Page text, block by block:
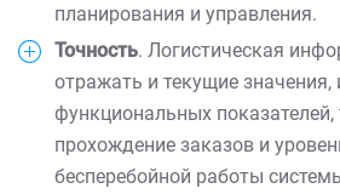
планирования и управления.
Точность. Логистическая
отражать и текущие
функциональных показателей,
прохождение заказов и
бесперебойной работы